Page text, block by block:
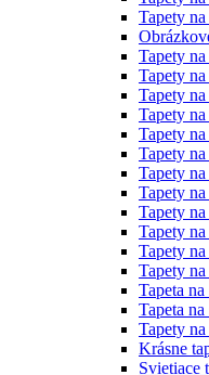
Tapety
Tapety
Tapety
Tapety
Tapety
Tapety
Tapety
Tapety
Tapety
Tapety
Tapety
Tapety
Tapety
Tapeta
Tapeta
Tapety
Krásne
Svietiace